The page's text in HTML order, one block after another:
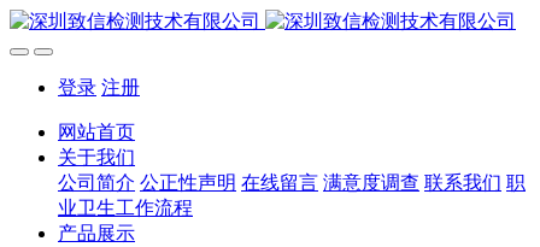
登录 注册
网站首页
关于我们
公司简介 公正性声明 在线留言 满意度调查 联系我们 职
业卫生工作流程
产品展示